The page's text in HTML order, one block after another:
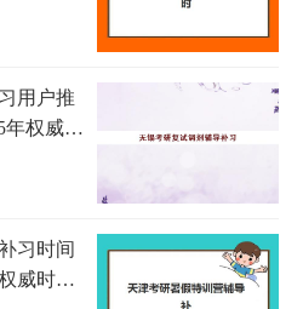
用户推
年权威机
习时间
威时间